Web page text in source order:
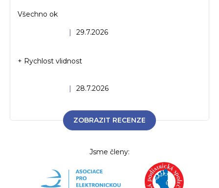
Hodnocení obchodu je 5 z 5 hvězdiček.
29.7.2026
Všechno ok
Hodnocení obchodu je 5 z 5 hvězdiček.
28.7.2026
+ Rychlost vlidnost
ZOBRAZIT RECENZE
Jsme členy: